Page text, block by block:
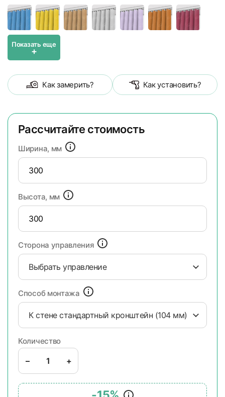
Показать еще
+
Как замерить? Как установить?
Рассчитайте стоимость
Ширина, мм
Высота, мм
Сторона управления
Выбрать управление
Способ монтажа
К стене стандартный кронштейн (104 мм)
Количество
– +